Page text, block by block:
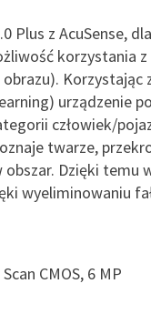
Plus z AcuSense,
korzystania z
Korzystając
urządzenie
człowiek/
twarze,
Dzięki temu
wyeliminowaniu
CMOS, 6 MP